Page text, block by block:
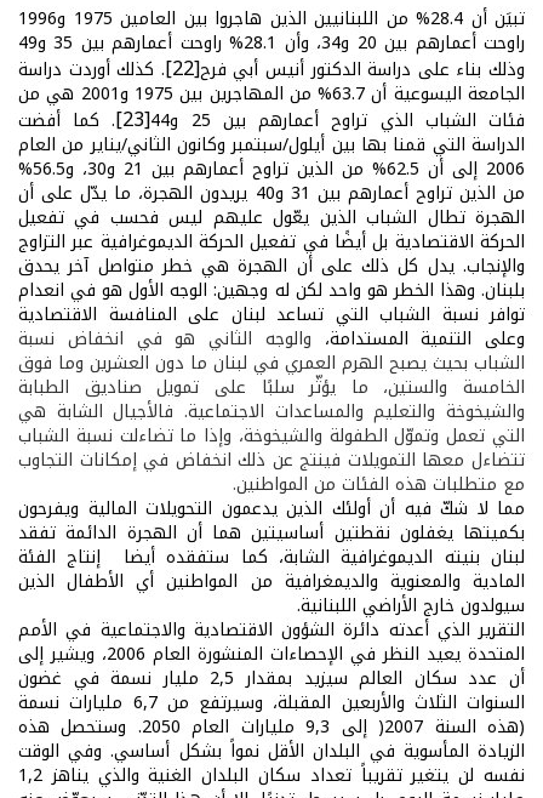
تبيَن أن 28.4% من اللبنانيين الذين هاجروا بين العامين 1975 و1996
راوحت أعمارهم بين 20 و34، وأن 28.1% راوحت أعمارهم بين 35 و49
وذلك بناء على دراسة الدكتور أنيس أبي فرح[22] . كذلك أوردت دراسة
الجامعة اليسوعية أن 63.7% من المهاجرين بين 1975 و2001 هي من
فئات الشباب الذي تراوح أعمارهم بين 25 و44
[23] . كما أفضت
الدراسة التي قمنا بها بين أيلول/سبتمبر وكانون الثاني/يناير من العام
2006 إلى أن 62.5% من الذين تراوح أعمارهم بين 21 و30، و56.5%
من الذين تراوح أعمارهم بين 31 و40 يريدون الهجرة، ما يدّل على أن
الهجرة تطال الشباب الذين يعّول عليهم ليس فحسب في تفعيل
الحركة الاقتصادية بل أيضًا في تفعيل الحركة الديموغرافية عبر التزاوج
والإنجاب. يدل كل ذلك على أن الهجرة هي خطر متواصل آخر يحدق
بلبنان. وهذا الخطر هو واحد لكن له وجهين: الوجه الأول هو في انعدام
توافر نسبة الشباب التي تساعد لبنان على المنافسة الاقتصادية
وعلى التنمية المستدامة، والوجه الثاني هو في انخفاض نسبة
الشباب بحيث يصبح الهرم العمري في لبنان ما دون العشرين وما فوق
الخامسة والستين، ما يؤثّر سلبًا على تمويل صناديق الطبابة
والشيخوخة والتعليم والمساعدات الاجتماعية. فالأجيال الشابة هي
التي تعمل وتموّل الطفولة والشيخوخة، وإذا ما تضاءلت نسبة الشباب
تتضاءل معها التمويلات فينتج عن ذلك انخفاض في إمكانات التجاوب
مع متطلبات هذه الفئات من المواطنين.
مما لا شكّ فيه أن أولئك الذين يدعمون التحويلات المالية ويفرحون
بكميتها يغفلون نقطتين أساسيتين هما أن الهجرة الدائمة تفقد
لبنان بنيته الديموغرافية الشابة، كما ستفقده أيضا إنتاج الفئة
المادية والمعنوية والديمغرافية من المواطنين أي الأطفال الذين
سيولدون خارج الأراضي اللبنانية.
التقرير الذي أعدته دائرة الشؤون الاقتصادية والاجتماعية في الأمم
المتحدة يعيد النظر في الإحصاءات المنشورة العام 2006، ويشير إلى
أن عدد سكان العالم سيزيد بمقدار 2,5 مليار نسمة في غضون
السنوات الثلاث والأربعين المقبلة، وسيرتفع من 6,7 مليارات نسمة
(هذه السنة 2007 ( إلى 9,3 مليارات العام 2050. وستحصل هذه
الزيادة المأسوية في البلدان الأقل نمواً بشكل أساسي.وفي الوقت
نفسه لن يتغير تقريباً تعداد سكان البلدان الغنية والذي يناهز 1,2